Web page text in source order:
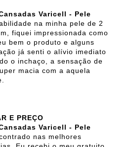
Varicell - Pele
na minha pele de 2
fiquei impressionada como
bem o produto e alguns
já senti o alívio imediato
o inchaço, a sensação de
macia com a aquela
E PREÇO
Varicell - Pele
nas melhores